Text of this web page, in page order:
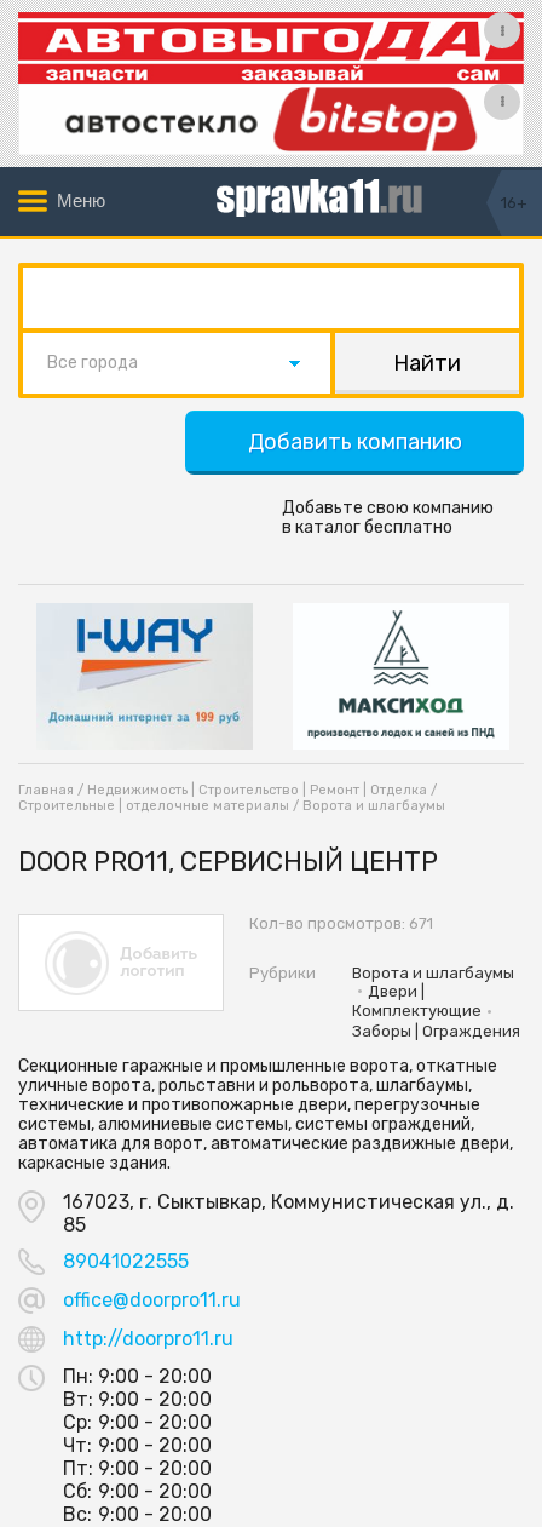
Меню 16+
Все города
Добавить компанию
Добавьте свою компанию
в каталог бесплатно
Главная / Недвижимость | Строительство | Ремонт | Отделка /
Строительные | отделочные материалы / Ворота и шлагбаумы
DOOR PRO11, СЕРВИСНЫЙ ЦЕНТР
Кол-во просмотров: 671
Рубрики Ворота и шлагбаумы
• Двери |
Комплектующие •
Заборы | Ограждения
Секционные гаражные и промышленные ворота, откатные
уличные ворота, рольставни и рольворота, шлагбаумы,
технические и противопожарные двери, перегрузочные
системы, алюминиевые системы, системы ограждений,
автоматика для ворот, автоматические раздвижные двери,
каркасные здания.
167023, г. Сыктывкар, Коммунистическая ул., д.
85
89041022555
office@doorpro11.ru
http://doorpro11.ru
Пн: 9:00 - 20:00
Вт: 9:00 - 20:00
Ср: 9:00 - 20:00
Чт: 9:00 - 20:00
Пт: 9:00 - 20:00
Сб: 9:00 - 20:00
Вс: 9:00 - 20:00